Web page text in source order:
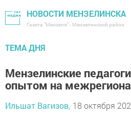
НОВОСТИ МЕНЗЕЛИНСКА
Газета "Мензеля" - Мензелинский район
ТЕМА ДНЯ
Мензелинские
опытом на
Ильшат Вагизов, 18 октября